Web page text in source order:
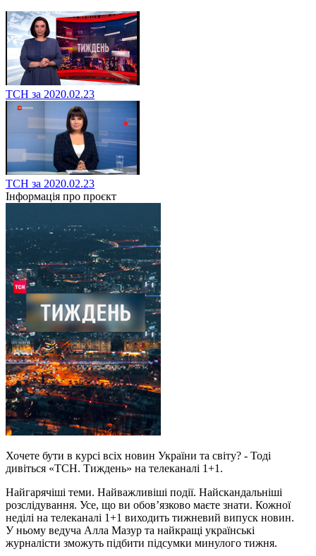
ТСН за 2020.02.23
ТСН за 2020.02.23
Інформація про проєкт
Хочете бути в курсі всіх новин України та світу? - Тоді
дивіться «ТСН. Тиждень» на телеканалі 1+1.
Найгарячіші теми. Найважливіші події. Найскандальніші
розслідування. Усе, що ви обов’язково маєте знати. Кожної
неділі на телеканалі 1+1 виходить тижневий випуск новин.
У ньому ведуча Алла Мазур та найкращі українські
журналісти зможуть підбити підсумки минулого тижня.